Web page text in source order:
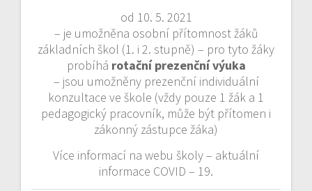
od 10. 5. 2021
– je umožněna osobní přítomnost žáků
základních škol (1. i 2. stupně) – pro tyto žáky
probíhá rotační prezenční výuka
– jsou umožněny prezenční individuální
konzultace ve škole (vždy pouze 1 žák a 1
pedagogický pracovník, může být přítomen i
zákonný zástupce žáka)
Více informací na webu školy – aktuální
informace COVID – 19.